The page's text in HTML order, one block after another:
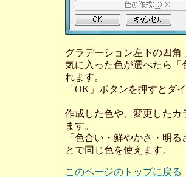
グラデーション左下の四角
気に入った色が選べたら「
れます。
「OK」ボタンを押すとダ
作成した色や、変更したカ
ます。
「色合い・鮮やかさ・明
とで同じ色を使えます。
このページのトップに戻る